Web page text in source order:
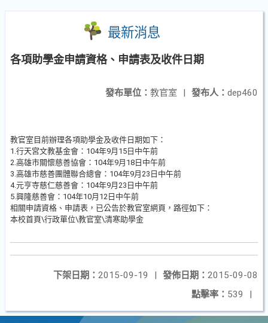
最新消息
各項助學金申請資格、申請表及收件日期
發布人： dep460
發布單位： 教官室 |
教官室目前辦理各項助學金及收件日期如下：
1.行天宮文教基金會：104年9月15日中午前
2.高雄市關懷慈善協會：104年9月18日中午前
3.高雄市慈善團體聯合總會：104年9月23日中午前
4.元亨寺慈仁慈善會：104年9月23日中午前
5.興隆慈善會：104年10月12日中午前
相關申請資格、申請表，已公告於教官室網頁，路徑如下：
本校首頁\行政單位\教官室\清寒助學金
發佈日期： 2015-09-08
下架日期： 2015-09-19
|
點擊率： 539 |